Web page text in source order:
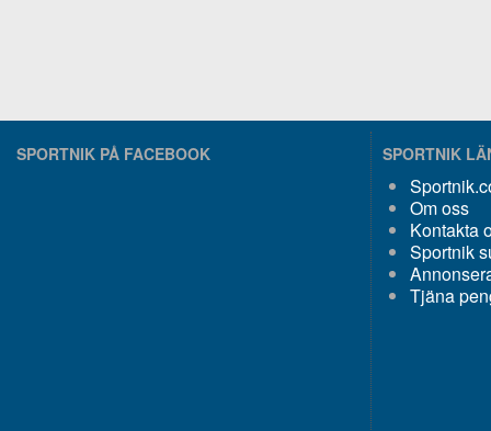
SPORTNIK PÅ FACEBOOK SPORTNIK
Om oss
Kontakta
Sportnik
Tjäna